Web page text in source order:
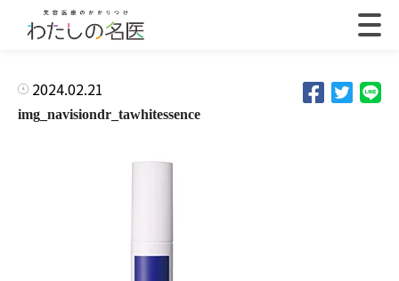
2024.02.21
img_navisiondr_tawhitessence